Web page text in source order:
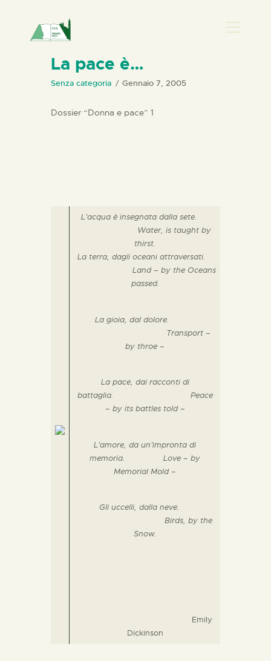
HOME
La pace è…
Senza categoria Gennaio 7, 2005
Dossier “Donna e pace” 1
L’acqua è insegnata dalla sete.
Water, is taught by
thirst.
La terra, dagli oceani attraversati.
Land – by the Oceans
passed.
La gioia, dal dolore.
Transport –
by throe –
La pace, dai racconti di
battaglia.
Peace
– by its battles told –
L’amore, da un’impronta di
memoria.
Love – by
Memorial Mold –
Gli uccelli, dalla neve.
Birds, by the
Snow.
Emily
Dickinson